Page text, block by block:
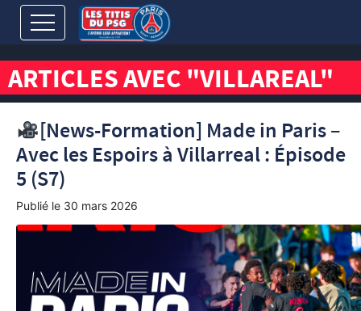
ARTICLES AVEC "VILLAREAL"
[News-Formation] Made in Paris –
Avec les Espoirs à Villarreal : Épisode
5 (S7)
Publié le 30 mars 2026